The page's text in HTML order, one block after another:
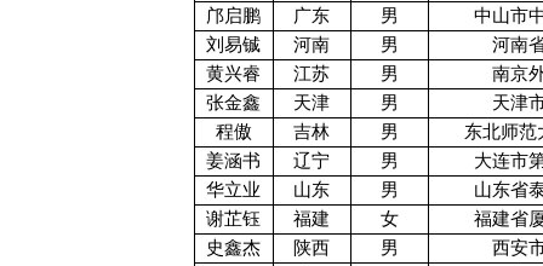
邝启鹏
广东 男
中山市
刘易铖
河南 男
河南
黄兴睿
江苏 男
南京
张金鑫
天津 男
天津
程傲
吉林 男
东北师范
姜涵书
辽宁 男
大连市
华立业
山东 男
山东省
谢芷钰
福建 女
福建省
史鑫杰
陕西 男
西安